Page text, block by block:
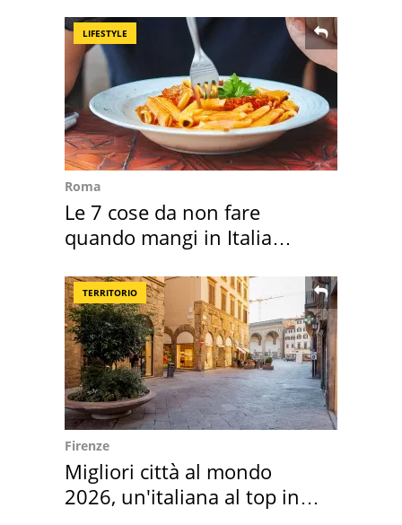
LIFESTYLE
Roma
Le 7 cose da non fare
quando mangi in Italia
TERRITORIO
Firenze
Migliori città al mondo
2026, un'italiana al top in